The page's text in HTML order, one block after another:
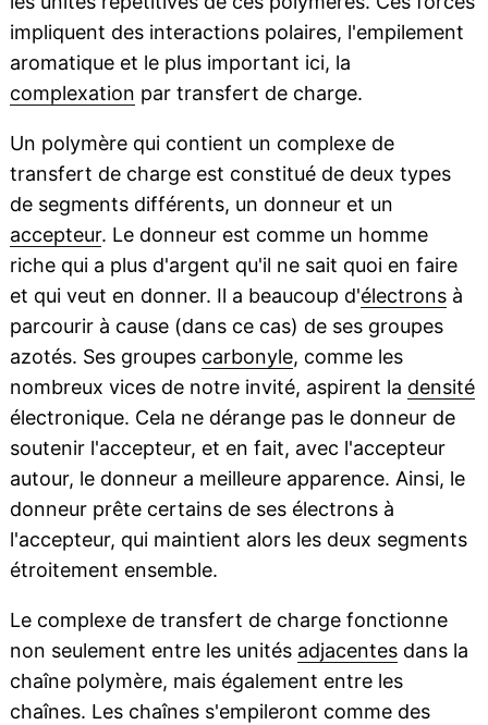
impliquent des interactions polaires, l'empilement
aromatique et le plus important ici, la
complexation par transfert de charge.
Un polymère qui contient un complexe de
transfert de charge est constitué de deux types
de segments différents, un donneur et un
accepteur. Le donneur est comme un homme
riche qui a plus d'argent qu'il ne sait quoi en faire
et qui veut en donner. Il a beaucoup d'électronsà
parcourir à cause (dans ce cas) de ses groupes
azotés. Ses groupes carbonyle, comme les
nombreux vices de notre invité, aspirent la densité
électronique. Cela ne dérange pas le donneur de
soutenir l'accepteur, et en fait, avec l'accepteur
autour, le donneur a meilleure apparence. Ainsi, le
donneur prête certains de ses électrons à
l'accepteur, qui maintient alors les deux segments
étroitement ensemble.
Le complexe de transfert de charge fonctionne
non seulement entre les unités adjacentesdans la
chaîne polymère, mais également entre les
chaînes. Les chaînes s'empileront comme des